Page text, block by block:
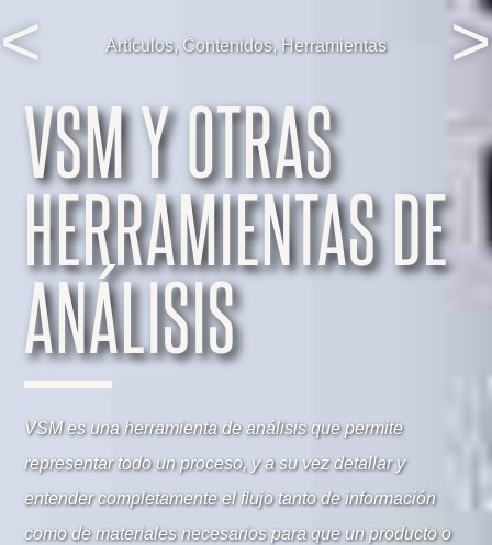
Artículos, Contenidos, Herramientas
< >
VSM Y OTRAS
HERRAMIENTAS DE
ANÁLISIS
VSM es una herramienta de análisis que permite
representar todo un proceso, y a su vez detallar y
entender completamente el flujo tanto de información
como de materiales necesarios para que un producto o